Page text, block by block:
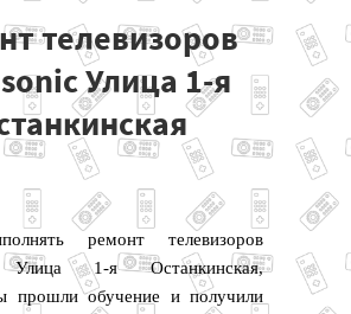
телевизоров
Улица 1-я
ремонт телевизоров
Улица 1-я Останкинская,
прошли обучение и получили